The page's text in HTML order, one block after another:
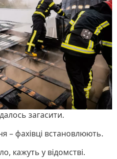
загасити.
– фахівці встановлюють.
кажуть у відомстві.